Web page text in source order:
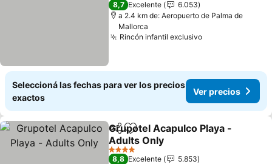
8,7 Excelente
6.053
a 2.4 km de: Aeropuerto de Palma de
Mallorca
Rincón infantil exclusivo
Seleccioná las fechas para ver los precios
exactos
Ver precios
CompartirAñadir a favoritos
Grupotel Acapulco Playa -
Adults Only
4 Estrellas
8,8 Excelente
5.853